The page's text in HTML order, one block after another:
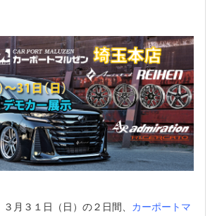
月３１日（日）の２日間、 カーポートマ